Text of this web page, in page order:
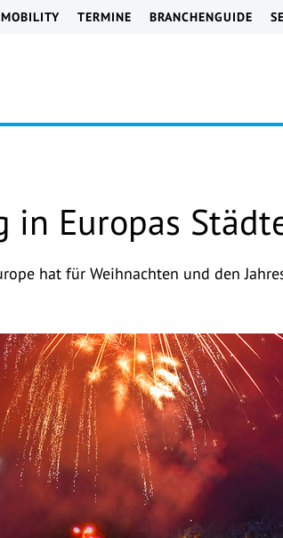
TERMINE BRANCHENGUIDE
Europas
hat für Weihnachten und den